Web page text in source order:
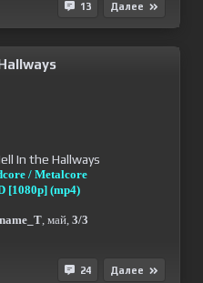
13 Далее
/ Metalcore
[1080p] (mp4)
, май, 3/3
24 Далее